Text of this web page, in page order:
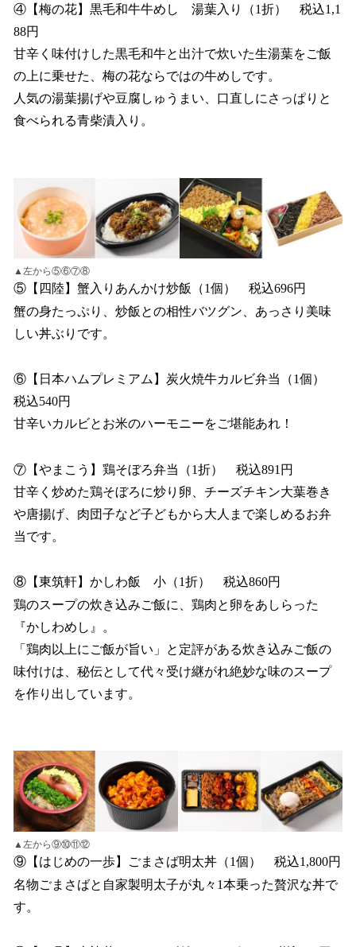
④【梅の花】黒毛和牛牛めし 湯葉入り（1折） 税込1,1
88円
甘辛く味付けした黒毛和牛と出汁で炊いた生湯葉をご飯
の上に乗せた、梅の花ならではの牛めしです。
人気の湯葉揚げや豆腐しゅうまい、口直しにさっぱりと
食べられる青柴漬入り。
▲左から⑤⑥⑦⑧
⑤【四陸】蟹入りあんかけ炒飯（1個） 税込696円
蟹の身たっぷり、炒飯との相性バツグン、あっさり美味
しい丼ぶりです。
⑥【日本ハムプレミアム】炭火焼牛カルビ弁当（1個）
税込540円
甘辛いカルビとお米のハーモニーをご堪能あれ！
⑦【やまこう】鶏そぼろ弁当（1折） 税込891円
甘辛く炒めた鶏そぼろに炒り卵、チーズチキン大葉巻き
や唐揚げ、肉団子など子どもから大人まで楽しめるお弁
当です。
⑧【東筑軒】かしわ飯 小（1折） 税込860円
鶏のスープの炊き込みご飯に、鶏肉と卵をあしらった
『かしわめし』。
「鶏肉以上にご飯が旨い」と定評がある炊き込みご飯の
味付けは、秘伝として代々受け継がれ絶妙な味のスープ
を作り出しています。
▲左から⑨⑩⑪⑫
⑨【はじめの一歩】ごまさば明太丼（1個） 税込1,800円
名物ごまさばと自家製明太子が丸々1本乗った贅沢な丼で
す。